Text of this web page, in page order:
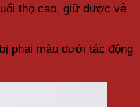
thọ cao, giữ được vẻ
phai màu dưới tác động